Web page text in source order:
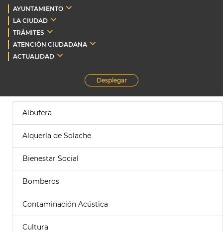
AYUNTAMIENTO
LA CIUDAD
TRÁMITES
ATENCIÓN CIUDADANA
ACTUALIDAD
Desplegar
Albufera
Alquería de Solache
Bienestar Social
Bomberos
Contaminación Acústica
Cultura